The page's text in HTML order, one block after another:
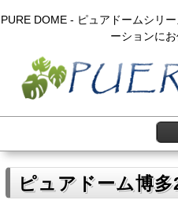
PURE DOME - ピュアドームシリ
ーションに
ピュアドーム博多